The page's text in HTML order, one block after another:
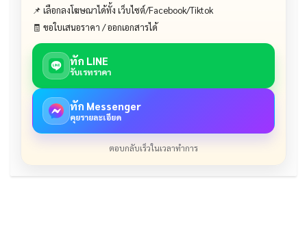
📌 เลือกลงโฆษณาได้ทั้ง เว็บไซต์/Facebook/Tiktok
🧾 ขอใบเสนอราคา / ออกเอกสารได้
ทัก LINE
รับเรทราคา
ทัก Messenger
คุยรายละเอียด
ตอบกลับเร็วในเวลาทำการ